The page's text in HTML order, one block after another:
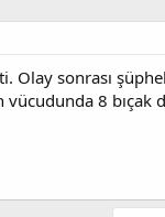
Olay sonrası
8 bıçak